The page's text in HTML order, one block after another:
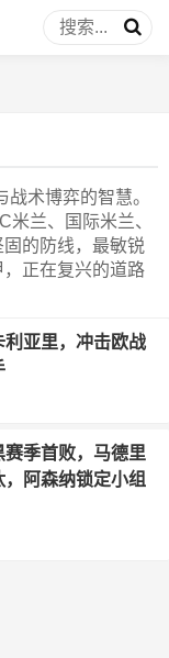
术博弈的智慧。
兰、国际米兰、
的防线，最敏锐
正在复兴的道路
亚里，冲击欧战
赛季首败，马德里
阿森纳锁定小组